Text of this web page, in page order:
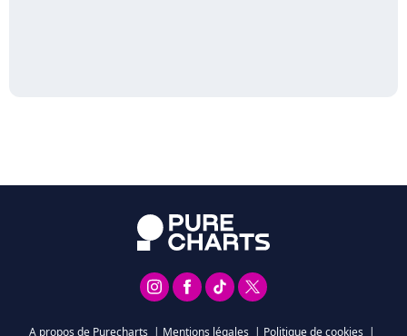
A propos de Purecharts | Mentions légales | Politique de cookies |